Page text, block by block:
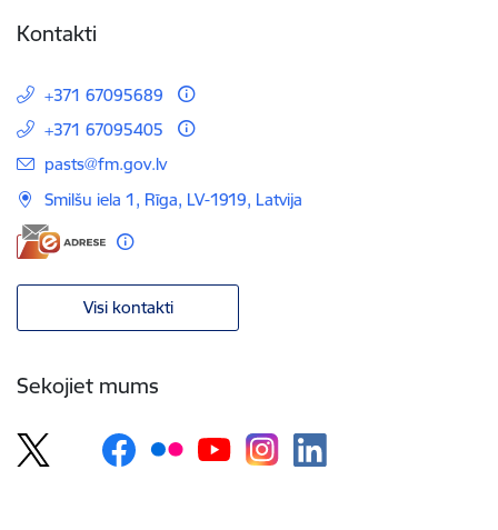
Kontakti
+371 67095689
+371 67095405
E-pasts:
pasts@fm.gov.lv
Smilšu iela 1, Rīga, LV-1919, Latvija
Visi kontakti
Sekojiet mums